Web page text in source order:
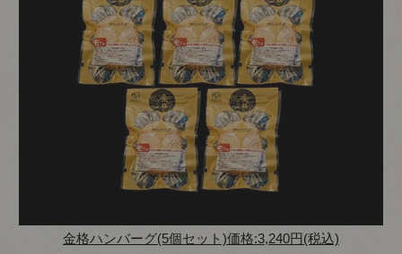
金格ハンバーグ(5個セット)価格:3,240円(税込)